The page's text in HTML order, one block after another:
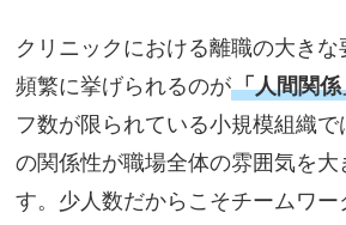
クリニックにおける離職の大きな
頻繁に挙げられるのが「人間関係
フ数が限られている小規模組織で
の関係性が職場全体の雰囲気を大
す。少人数だからこそチームワー